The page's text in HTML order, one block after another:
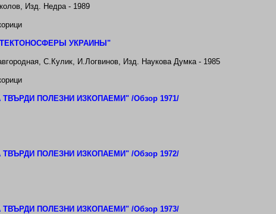
Изд. Недра - 1989
УКРАИНЬ I"
С.Кулик, И.Логвинов, Изд. Наукова Думка - 1985
ПОЛЕЗНИ ИЗКОПАЕМИ " /Обзор 1971/
ПОЛЕЗНИ ИЗКОПАЕМИ " /Обзор 1972/
ПОЛЕЗНИ ИЗКОПАЕМИ " /Обзор 1973/